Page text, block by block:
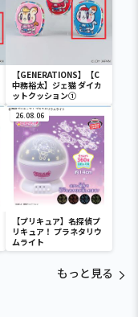
【GENERATIONS】【C
中務裕太】ジェ猫 ダイカ
ットクッション①
26.08.06
【プリキュア】名探偵プ
リキュア！ プラネタリウ
ムライト
もっと見る